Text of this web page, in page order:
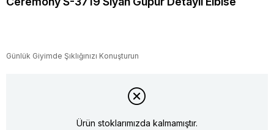
Günlük Giyimde Şıklığınızı Konuşturun
Ürün stoklarımızda kalmamıştır.